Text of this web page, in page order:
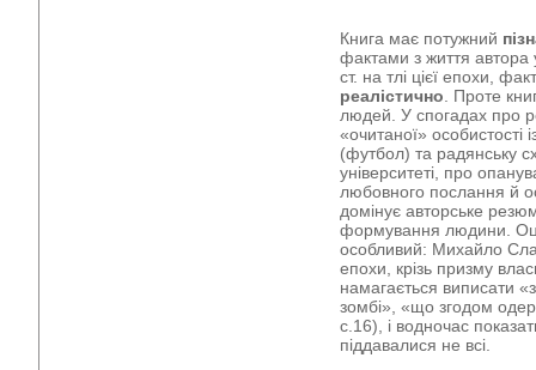
Книга має потужний
фактами з життя автора
ст. на тлі цієї епохи,
реалістично . Проте
людей. У спогадах про
«очитаної» особистості
(футбол) та радянську
університеті, про
любовного послання й
домінує авторське
формування людини.
особливий: Михайло
епохи, крізь призму
намагається виписати
зомбі», «що згодом
c.16), і водночас
піддавалися не всі.